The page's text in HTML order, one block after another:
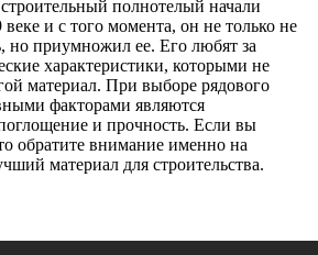
полнотелый начали
веке и с того момента, он не только не
но приумножил ее. Его любят за
характеристики, которыми не
материал. При выборе рядового
факторами являются
и прочность. Если вы
обратите внимание именно на
материал для строительства.